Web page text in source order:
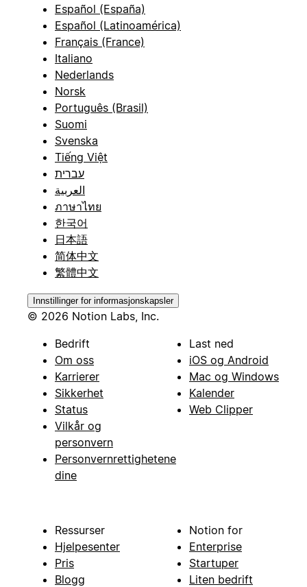
Español (España)
Español (Latinoamérica)
Français (France)
Italiano
Nederlands
Norsk
Português (Brasil)
Suomi
Svenska
Tiếng Việt
עברית
العربية
ภาษาไทย
한국어
日本語
简体中文
繁體中文
Innstillinger for informasjonskapsler
© 2026 Notion Labs, Inc.
Bedrift
Om oss
Karrierer
Sikkerhet
Status
Vilkår og
personvern
Personvernrettighetene
dine
Last ned
iOS og Android
Mac og Windows
Kalender
Web Clipper
Ressurser
Hjelpesenter
Pris
Blogg
Notion for
Enterprise
Startuper
Liten bedrift